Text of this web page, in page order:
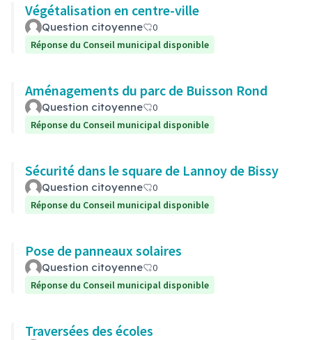
Végétalisation en centre-ville
Question citoyenne
0
Réponse du Conseil municipal disponible
Aménagements du parc de Buisson Rond
Question citoyenne
0
Réponse du Conseil municipal disponible
Sécurité dans le square de Lannoy de Bissy
Question citoyenne
0
Réponse du Conseil municipal disponible
Pose de panneaux solaires
Question citoyenne
0
Réponse du Conseil municipal disponible
Traversées des écoles